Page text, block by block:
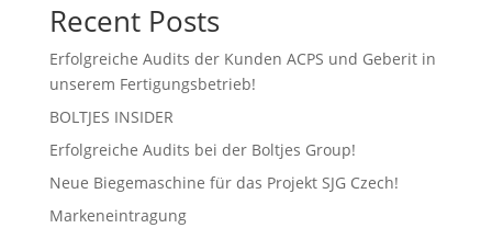
Recent Posts
Erfolgreiche Audits der Kunden ACPS und Geberit in
unserem Fertigungsbetrieb!
BOLTJES INSIDER
Erfolgreiche Audits bei der Boltjes Group!
Neue Biegemaschine für das Projekt SJG Czech!
Markeneintragung